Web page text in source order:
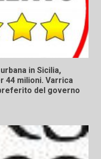
in Sicilia,
44 milioni. Varrica
del governo